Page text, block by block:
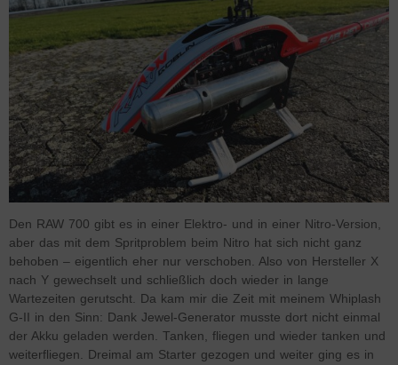
Den RAW 700 gibt es in einer Elektro- und in einer Nitro-Version,
aber das mit dem Spritproblem beim Nitro hat sich nicht ganz
behoben – eigentlich eher nur verschoben. Also von Hersteller X
nach Y gewechselt und schließlich doch wieder in lange
Wartezeiten gerutscht. Da kam mir die Zeit mit meinem Whiplash
G-II in den Sinn: Dank Jewel-Generator musste dort nicht einmal
der Akku geladen werden. Tanken, fliegen und wieder tanken und
weiterfliegen. Dreimal am Starter gezogen und weiter ging es in